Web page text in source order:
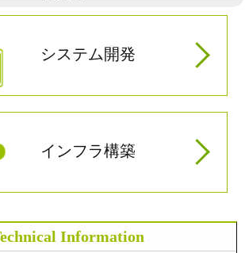
ホームページをリニューアルしまし
た
般派遣への切り替えを行いました
株式会社テリロジー様 お取引開始
スラボラトリ様 お取引開始
システム開発
インフラ構築
Information